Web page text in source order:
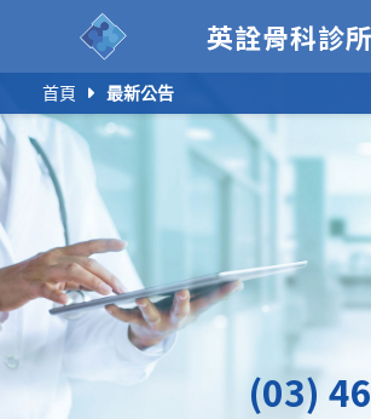
英詮骨科診所
(03)
首頁 最新公告